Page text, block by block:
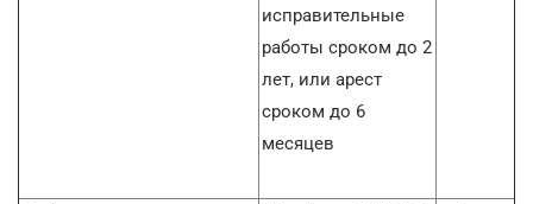
исправительные
работы сроком до 2
лет, или арест
сроком до 6
месяцев